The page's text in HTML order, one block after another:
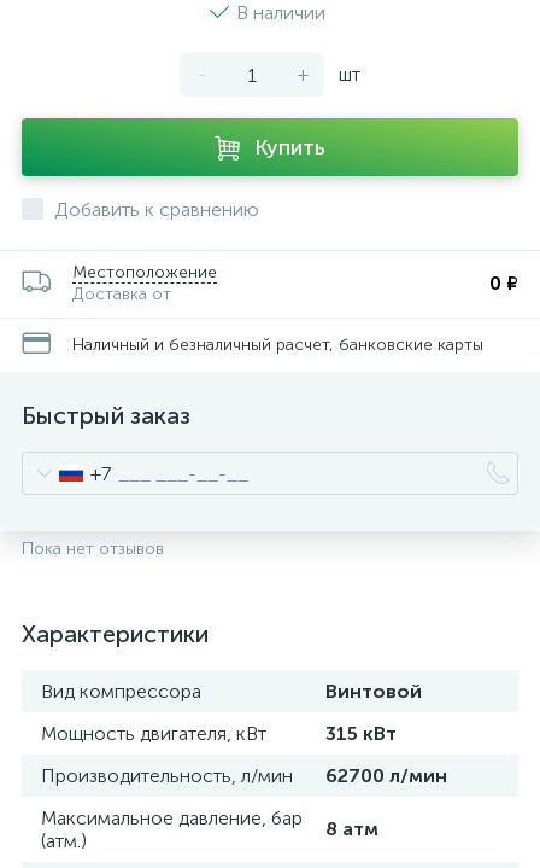
В наличии
- + шт
Купить
Добавить к сравнению
Местоположение
Доставка от
0 ₽
Наличный и безналичный расчет, банковские карты
Быстрый заказ
+7
Пока нет отзывов
Характеристики
Вид компрессора
Винтовой
Мощность двигателя, кВт
315 кВт
Производительность, л/мин
62700 л/мин
Максимальное давление, бар
(атм.)
8 атм